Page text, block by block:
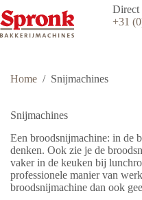
naar
de
Direct
+31
Home / Snijmachines
Snijmachines
Een broodsnijmachine: in de
denken. Ook zie je de
vaker in de keuken bij
professionele manier van
broodsnijmachine dan ook